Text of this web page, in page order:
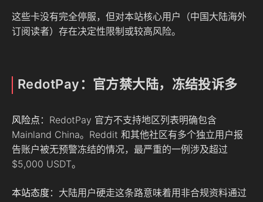
这些卡没有完全停服，但对本站核心用户（中国大陆海外
订阅读者）存在决定性限制或较高风险。
RedotPay：官方禁大陆，冻结投诉多
风险点 ：RedotPay 官方不支持地区列表明确包含
Mainland China。Reddit 和其他社区有多个独立用户报
告账户被无预警冻结的情况，最严重的一例涉及超过
$5,000 USDT。
本站态度：大陆用户硬走这条路意味着用非合规资料通过